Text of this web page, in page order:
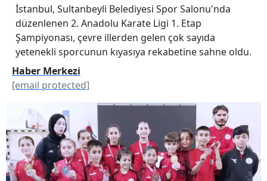
İstanbul, Sultanbeyli Belediyesi Spor Salonu'nda
düzenlenen 2. Anadolu Karate Ligi 1. Etap
Şampiyonası, çevre illerden gelen çok sayıda
yetenekli sporcunun kıyasıya rekabetine sahne oldu.
Haber Merkezi
[email protected]